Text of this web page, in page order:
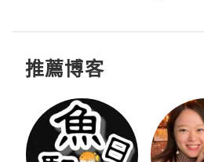
推薦博客